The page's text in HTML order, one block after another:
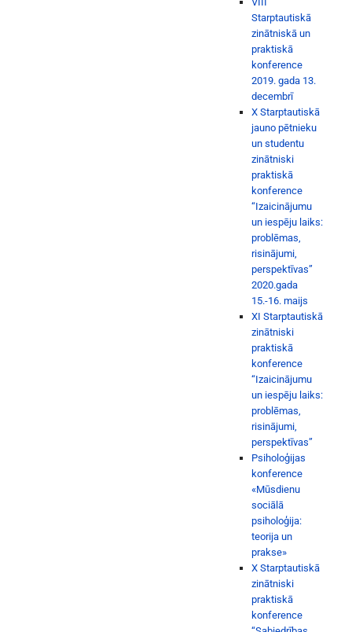
Starptautiskā
zinātniskā un
praktiskā
konference
2019. gada 13.
decembrī
X Starptautiskā
jauno pētnieku
un studentu
zinātniski
praktiskā
konference
“Izaicinājumu
un iespēju laiks:
problēmas,
risinājumi,
perspektīvas”
2020.gada
15.-16. maijs
XI Starptautiskā
zinātniski
praktiskā
konference
“Izaicinājumu
un iespēju laiks:
problēmas,
risinājumi,
perspektīvas”
Psiholoģijas
konference
«Mūsdienu
sociālā
psiholoģija:
teorija un
prakse»
X Starptautiskā
zinātniski
praktiskā
konference